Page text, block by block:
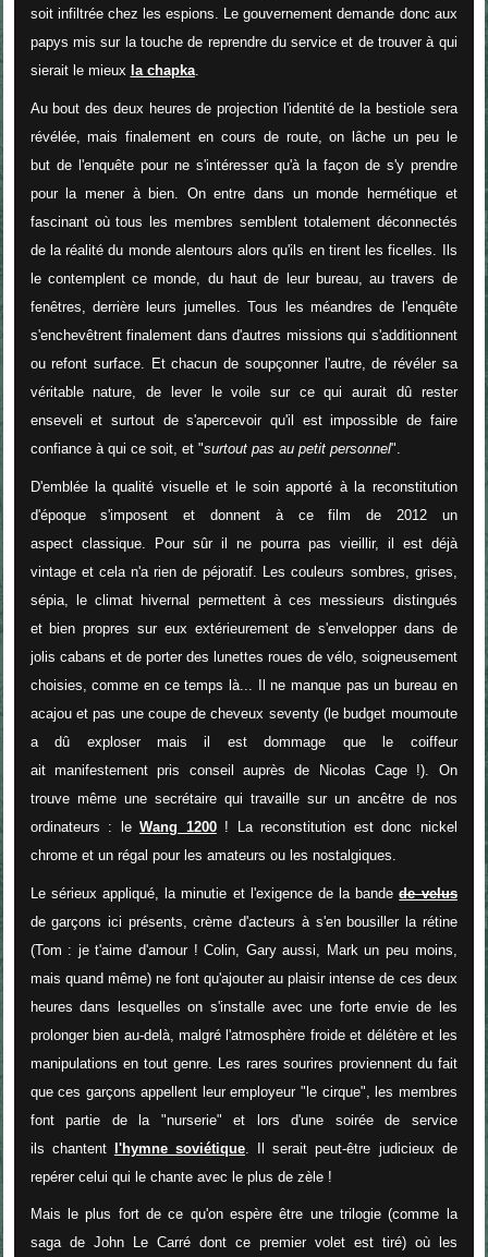
soit infiltrée chez les espions. Le gouvernement demande donc aux
papys mis sur la touche de reprendre du service et de trouver à qui
sierait le mieux la chapka.
Au bout des deux heures de projection l'identité de la bestiole sera
révélée, mais finalement en cours de route, on lâche un peu le
but de l'enquête pour ne s'intéresser qu'à la façon de s'y prendre
pour la mener à bien. On entre dans un monde hermétique et
fascinant où tous les membres semblent totalement déconnectés
de la réalité du monde alentours alors qu'ils en tirent les ficelles. Ils
le contemplent ce monde, du haut de leur bureau, au travers de
fenêtres, derrière leurs jumelles. Tous les méandres de l'enquête
s'enchevêtrent finalement dans d'autres missions qui s'additionnent
ou refont surface. Et chacun de soupçonner l'autre, de révéler sa
véritable nature, de lever le voile sur ce qui aurait dû rester
enseveli et surtout de s'apercevoir qu'il est impossible de faire
confiance à qui ce soit, et "surtout pas au petit personnel".
D'emblée la qualité visuelle et le soin apporté à la reconstitution
d'époque s'imposent et donnent à ce film de 2012 un
aspect classique. Pour sûr il ne pourra pas vieillir, il est déjà
vintage et cela n'a rien de péjoratif. Les couleurs sombres, grises,
sépia, le climat hivernal permettent à ces messieurs distingués
et bien propres sur eux extérieurement de s'envelopper dans de
jolis cabans et de porter des lunettes roues de vélo, soigneusement
choisies, comme en ce temps là... Il ne manque pas un bureau en
acajou et pas une coupe de cheveux seventy (le budget moumoute
a dû exploser mais il est dommage que le coiffeur
ait manifestement pris conseil auprès de Nicolas Cage !). On
trouve même une secrétaire qui travaille sur un ancêtre de nos
ordinateurs : leWang 1200! La reconstitution est donc nickel
chrome et un régal pour les amateurs ou les nostalgiques.
Le sérieux appliqué, la minutie et l'exigence de la bandede velus
de garçons ici présents, crème d'acteurs à s'en bousiller la rétine
(Tom : je t'aime d'amour ! Colin, Gary aussi, Mark un peu moins,
mais quand même) ne font qu'ajouter au plaisir intense de ces deux
heures dans lesquelles on s'installe avec une forte envie de les
prolonger bien au-delà, malgré l'atmosphère froide et délétère et les
manipulations en tout genre. Les rares sourires proviennent du fait
que ces garçons appellent leur employeur "le cirque", les membres
font partie de la "nurserie" et lors d'une soirée de service
ils chantent l'hymne soviétique . Il serait peut-être judicieux de
repérer celui qui le chante avec le plus de zèle !
Mais le plus fort de ce qu'on espère être une trilogie (comme la
saga de John Le Carré dont ce premier volet est tiré) où les